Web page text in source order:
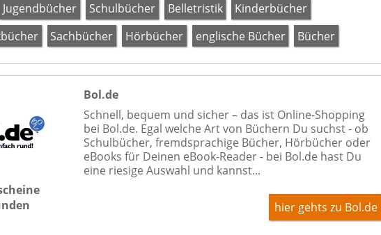
Jugendbücher Schulbücher Belletristik
Kinderbücher
Sachbücher Hörbücher englische Bücher Bücher
Bol.de
Schnell, bequem und sicher – das ist Online-Shopping
bei Bol.de. Egal welche Art von Büchern Du suchst - ob
Schulbücher, fremdsprachige Bücher, Hörbücher oder
eBooks für Deinen eBook-Reader - bei Bol.de hast Du
eine riesige Auswahl und kannst...
hier gehts zu Bol.de